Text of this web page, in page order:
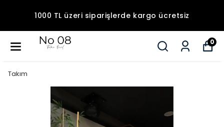
1000 TL üzeri siparişlerde kargo ücretsiz
0
Takım